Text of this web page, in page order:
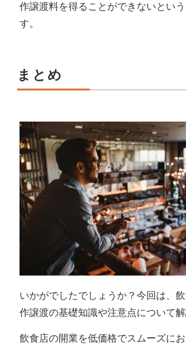
作譲渡料を得ることができないとい
す。
まとめ
いかがでしたでしょうか？今回は、
作譲渡の基礎知識や注意点について解
飲食店の開業を低価格でスムーズにお